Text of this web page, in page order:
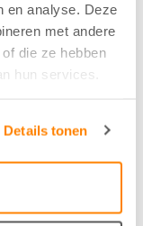
en analyse. Deze
met andere
die ze hebben
hun services.
Details tonen